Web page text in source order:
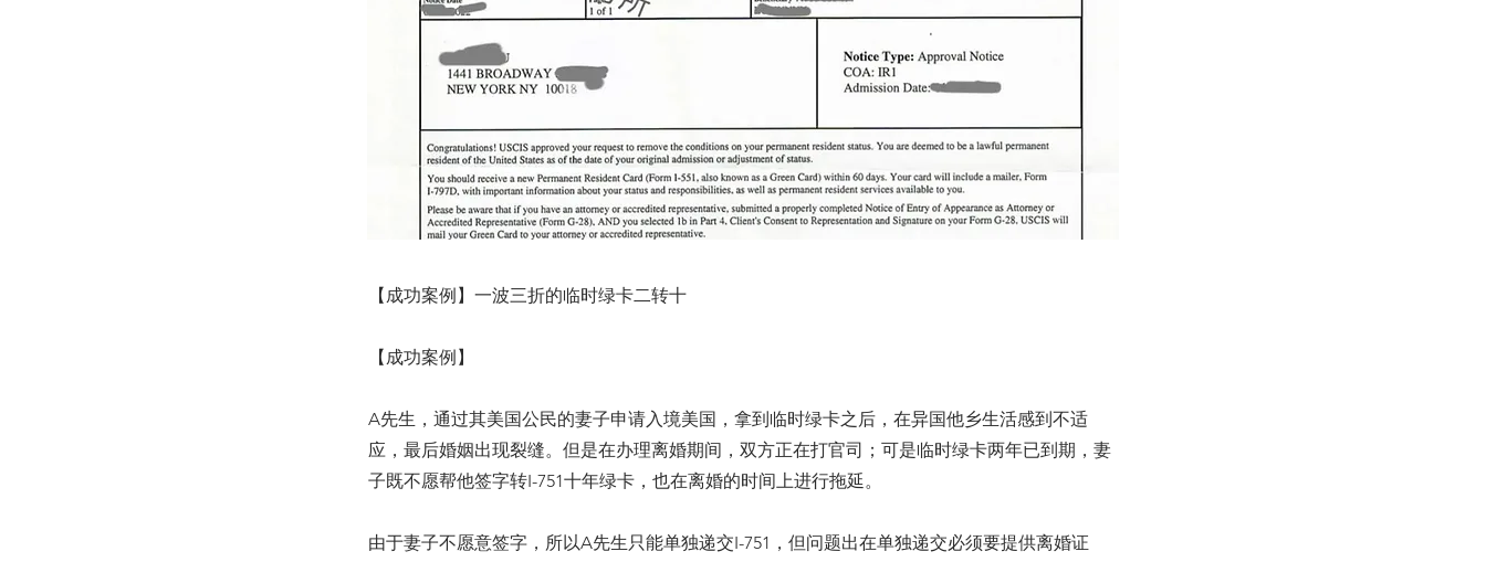
【成功案例】一波三折的临时绿卡二转十
【成功案例】
A先生，通过其美国公民的妻子申请入境美国，拿到临时绿卡之后，在异国他乡生活感到不适
应，最后婚姻出现裂缝。但是在办理离婚期间，双方正在打官司；可是临时绿卡两年已到期，妻
子既不愿帮他签字转I-751十年绿卡，也在离婚的时间上进行拖延。
由于妻子不愿意签字，所以A先生只能单独递交I-751，但问题出在单独递交必须要提供离婚证